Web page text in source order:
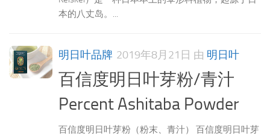
本的八丈岛。...
明日叶品牌 2019年8月21日 由 明日叶
百信度明日叶芽粉/青汁
Percent Ashitaba Powder
百信度明日叶芽粉（粉末、青汁） 百信度明日叶芽